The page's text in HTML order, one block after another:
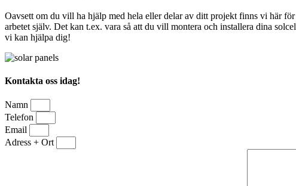
Oavsett om du vill ha hjälp med hela eller delar av ditt projekt finns vi här
arbetet själv. Det kan t.ex. vara så att du vill montera och installera dina
vi kan hjälpa dig!
Kontakta oss idag!
Namn
Telefon
Email
Adress + Ort